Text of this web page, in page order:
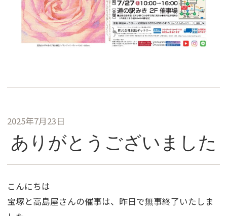
2025年7月23日
ありがとうございました
こんにちは
宝塚と高島屋さんの催事は、昨日で無事終了いたしま